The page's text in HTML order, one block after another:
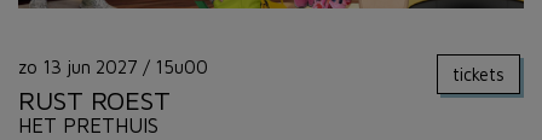
zo 13 jun 2027 / 15u00 tickets
RUST ROEST
HET PRETHUIS